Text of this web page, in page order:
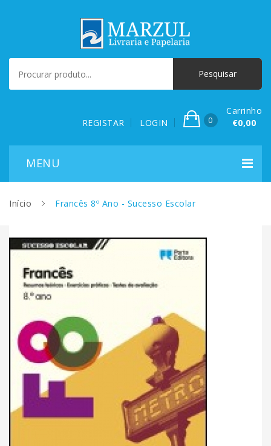
REGISTAR LOGIN 0
Carrinho
€0,00
Início Francês 8º Ano - Sucesso Escolar